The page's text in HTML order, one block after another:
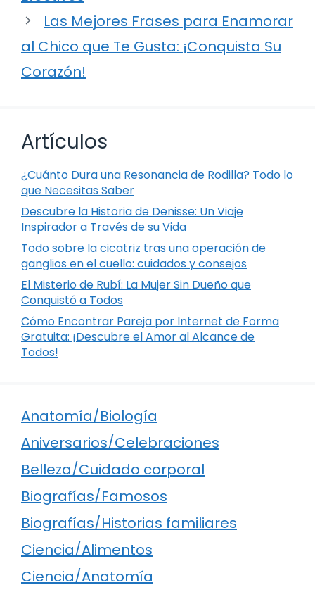
Las Mejores Frases para Enamorar
al Chico que Te Gusta: ¡Conquista Su
Corazón!
Artículos
¿Cuánto Dura una Resonancia de Rodilla? Todo lo
que Necesitas Saber
Descubre la Historia de Denisse: Un Viaje
Inspirador a Través de su Vida
Todo sobre la cicatriz tras una operación de
ganglios en el cuello: cuidados y consejos
El Misterio de Rubí: La Mujer Sin Dueño que
Conquistó a Todos
Cómo Encontrar Pareja por Internet de Forma
Gratuita: ¡Descubre el Amor al Alcance de
Todos!
Anatomía/Biología
Aniversarios/Celebraciones
Belleza/Cuidado corporal
Biografías/Famosos
Biografías/Historias familiares
Ciencia/Alimentos
Ciencia/Anatomía